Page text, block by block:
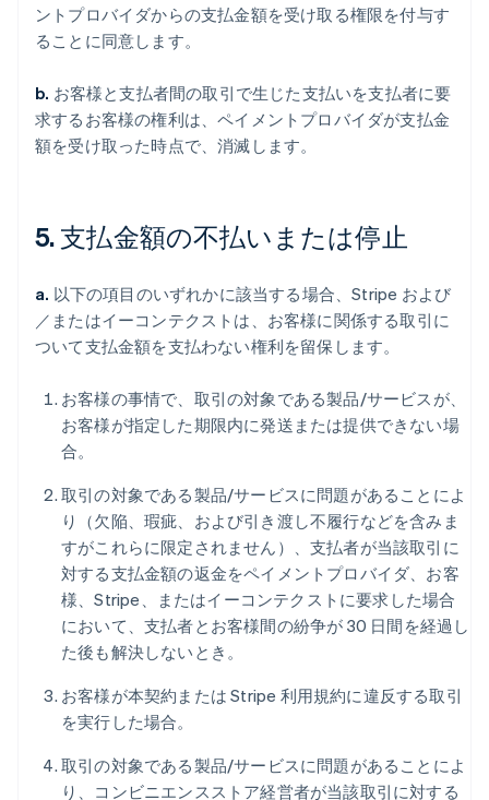
ントプロバイダからの支払金額を受け取る権限を付与す
ることに同意します。
b. お客様と支払者間の取引で生じた支払いを支払者に要
求するお客様の権利は、ペイメントプロバイダが支払金
額を受け取った時点で、消滅します。
5. 支払金額の不払いまたは停止
a. 以下の項目のいずれかに該当する場合、Stripe および
／またはイーコンテクストは、お客様に関係する取引に
ついて支払金額を支払わない権利を留保します。
お客様の事情で、取引の対象である製品/サービスが、
お客様が指定した期限内に発送または提供できない場
合。
取引の対象である製品/サービスに問題があることによ
り（欠陥、瑕疵、および引き渡し不履行などを含みま
すがこれらに限定されません）、支払者が当該取引に
対する支払金額の返金をペイメントプロバイダ、お客
様、Stripe、またはイーコンテクストに要求した場合
において、支払者とお客様間の紛争が 30 日間を経過し
た後も解決しないとき。
お客様が本契約または Stripe 利用規約に違反する取引
を実行した場合。
取引の対象である製品/サービスに問題があることによ
り、コンビニエンスストア経営者が当該取引に対する